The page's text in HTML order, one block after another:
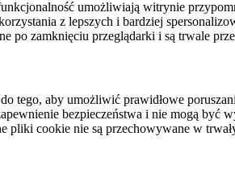
umożliwiają witrynie
z lepszych i bardziej
po zamknięciu przeglądarki i są trwale
tego, aby umożliwić prawidłowe
bezpieczeństwa i nie mogą być
pliki cookie nie są przechowywane w